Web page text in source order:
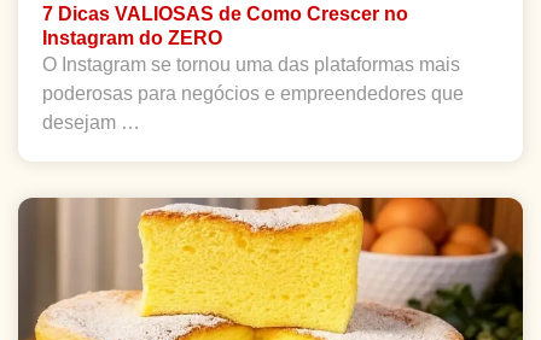
7 Dicas VALIOSAS de Como Crescer no
Instagram do ZERO
O Instagram se tornou uma das plataformas mais
poderosas para negócios e empreendedores que
desejam …